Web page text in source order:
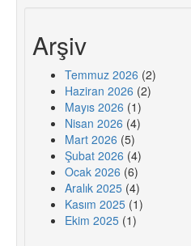
Arşiv
Temmuz 2026 (2)
Haziran 2026 (2)
Mayıs 2026 (1)
Nisan 2026 (4)
Mart 2026 (5)
Şubat 2026 (4)
Ocak 2026 (6)
Aralık 2025 (4)
Kasım 2025 (1)
Ekim 2025 (1)